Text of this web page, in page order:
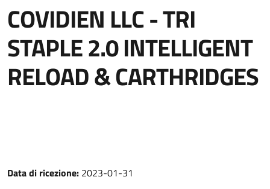
COVIDIEN LLC - TRI
STAPLE 2.0 INTELLIGENT
RELOAD & CARTHRIDGES
Data di ricezione: 2023-01-31